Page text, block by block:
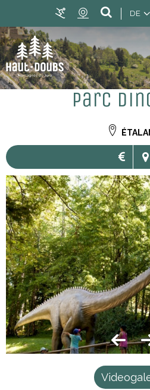
DE
Parc